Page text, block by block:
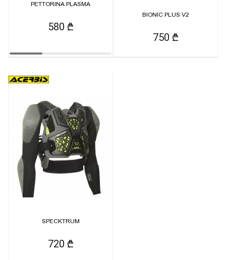
PETTORINA PLASMA
580 ₾
BIONIC PLUS V2
750 ₾
SPECKTRUM
720 ₾